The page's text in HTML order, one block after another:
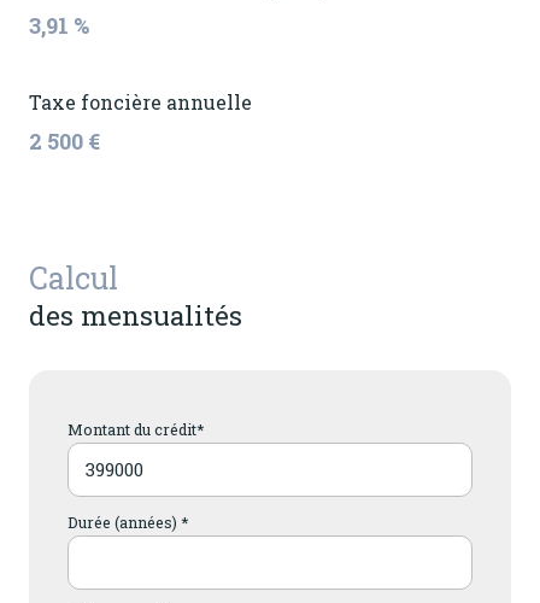
3,91 %
Taxe foncière annuelle
2 500 €
Calcul
des mensualités
Montant du crédit*
Durée (années) *